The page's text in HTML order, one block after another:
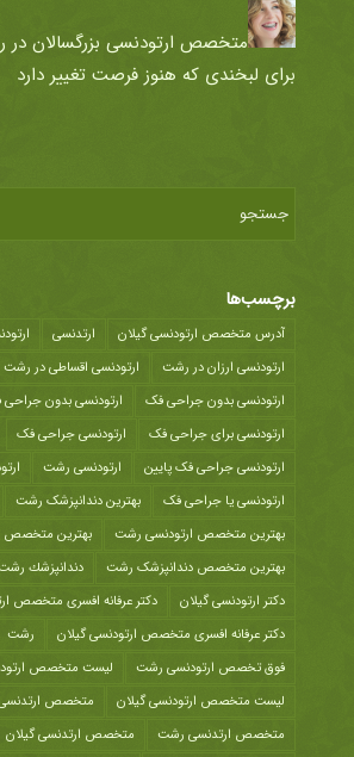
متخصص ارتودنسی بزرگسالان در
برای لبخندی که هنوز فرصت تغییر دارد
برچسب‌ها
آدرس متخصص ارتودنسی گیلان ارتدنسی
ارتودنسی ارزان در رشت
ارتودنسی اقساطی در رشت
ارتودنسی بدون جراحی فک
ارتودنسی بدون جراحی
ارتودنسی برای جراحی فک
ارتودنسی جراحی فک
ارتودنسی جراحی فک پایین
ارتودنسی رشت
ارتودنسی یا جراحی فک
بهترین دندانپزشک رشت
بهترین متخصص ارتودنسی رشت
بهترین متخصص
بهترین متخصص دندانپزشک رشت
دندانپزشك
دکتر ارتودنسی گیلان
دکتر عرفانه افسری متخصص
دکتر عرفانه افسری متخصص ارتودنسی گیلان
رشت
فوق تخصص ارتودنسی رشت
لیست متخصص
لیست متخصص ارتودنسی گیلان
متخصص
متخصص ارتدنسی رشت
متخصص ارتدنسی گیلان